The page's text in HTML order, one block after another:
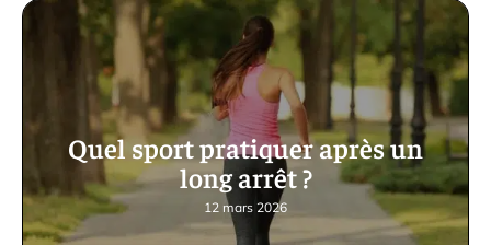
Quel sport pratiquer après un
long arrêt ?
12 mars 2026